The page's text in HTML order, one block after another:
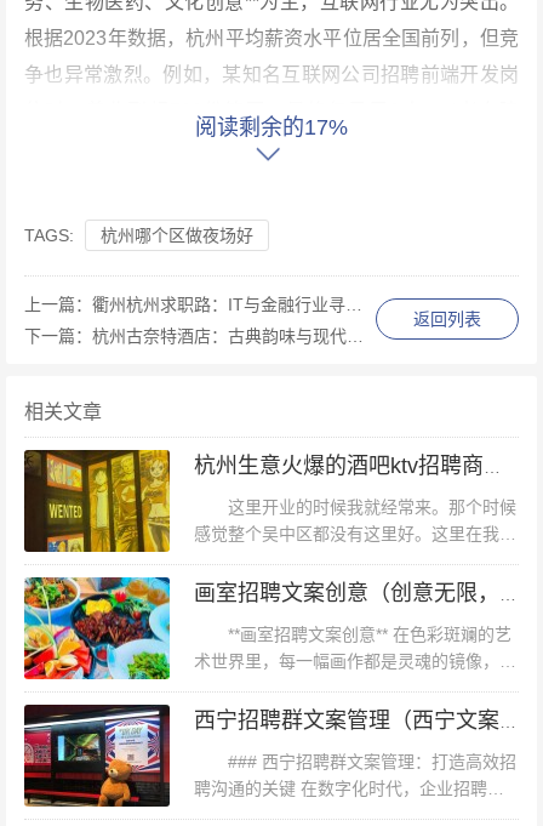
根据2023年数据，杭州平均薪资水平位居全国前列，但竞
争也异常激烈。例如，某知名互联网公司招聘前端开发岗
位时，曾收到超500份简历，最终仅录用3人。 *老白建
议：* 求职前需明确自身定位，避免盲目投递。若你擅长
定，国企、事业单位的招聘机会也不容错过。 ### **二、
高效求职的三大核心策略** 1. **精准匹配岗位需求** 杭州
企业普遍重视“**能力与岗位的契合度**”。例如，某电商公
司招聘运营岗时，明确要求候选人具备“数据分析+用户增
整简历，突出相关经验。 *案例：* 小李是一名传统行业市
场专员，通过学习SQL和用户增长模型，成功转型为某独
角兽企业的用户运营，薪资涨幅达40%。 2. **善用本地化
求职渠道** 除常规招聘平台外，杭州求职者可重点关注：
- **政府资源**：杭州人才网、余杭区人才服务网等官方平
台，常发布国企、事业单位及补贴岗位； - **行业社群**：
加入“杭州互联网求职群”“电商人交流圈”等微信群，获取内
推机会； - **线下活动**：中国杭州人力资源服务产业园定
期举办招聘会，面对面沟通效率更高。 3. **面试准备：突
出杭州特色** 杭州企业普遍看重“**学习能力与适应力**”。
面试时，可结合杭州产业特点举例： - 提及参与过“数字杭
州”相关项目； - 展示对本地政策（如人才补贴、创业扶
阅读剩余的17%
TAGS: 杭州哪个区做夜场好
返回列表
上一篇： 衢州杭州求职路：IT与金融行业寻岗指南
下一篇： 杭州古奈特酒店：古典韵味与现代舒适的完美融合
相关文章
这里开业的时候我就经常来。那个时候
感觉整个吴中区都没有这里好。这里在我心
里占据了很大的位置。因为我特别喜欢唱
歌。但是现在真的变了。可能是装修风格跟
**画室招聘文案创意** 在色彩斑斓的艺
术世界里，每一幅画作都是灵魂的镜像，而
画室的每一次招聘，则是寻找那些能够用画
笔与世界对话的灵魂。今天，就让我们一起
### 西宁招聘群文案管理：打造高效招
聘沟通的关键 在数字化时代，企业招聘活
动日益依赖于线上平台，而“西宁招聘群”作